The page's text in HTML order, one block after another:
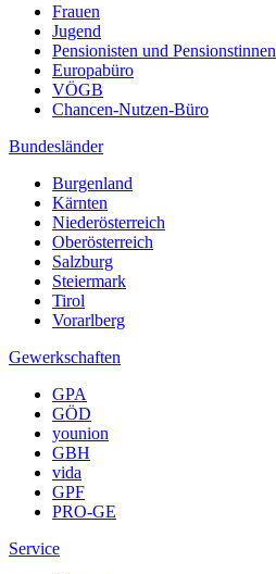
Frauen
Jugend
Pensionisten und Pensionstinnen
Europabüro
VÖGB
Chancen-Nutzen-Büro
Bundesländer
Burgenland
Kärnten
Niederösterreich
Oberösterreich
Salzburg
Steiermark
Tirol
Vorarlberg
Gewerkschaften
GPA
GÖD
younion
GBH
vida
GPF
PRO-GE
Service